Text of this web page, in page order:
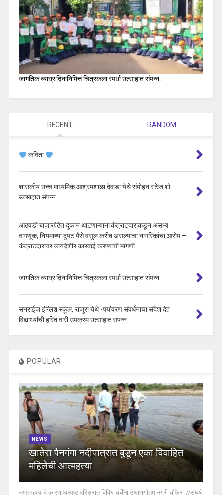
जागतिक व्याघ्र दिनानिमित्त चित्रकला स्पर्धा उत्साहात संपन्न.
RECENT RANDOM
कविता
शासकीय उच्च माध्यमिक आश्रमशाळा देवाडा येथे संमोहन स्टेज शो
उत्साहात संपन्न.
आठवडी बाजारपेठेत दुकान थाटणाऱ्याना कंत्राटदाराकडून असभ्य
वागणूक, नियमाच्या दुपट पैसे वसुल करीत असल्याचा नागरिकांचा आरोप –
कंत्राटदारावर कायदेशीर कारवाई करण्याची मागणी
जागतिक व्याघ्र दिनानिमित्त चित्रकला स्पर्धा उत्साहात संपन्न.
सनराईज इंग्लिश स्कूल, राजुरा येथे -पर्यावरण संवर्धनाचा संदेश देत
विद्यार्थ्यांची हरित वारी उपक्रम उत्साहात संपन्न.
POPULAR
NEWS
खातेरा पैनगंगा नदीपात्रात बुडून एका विवाहित
महिलेची आत्महत्या
•आत्महत्यांचे कारण अस्पष्ट,परिसरात विविध चर्चेंना उधाणगौतम नगरी चौफेर //संघर्ष